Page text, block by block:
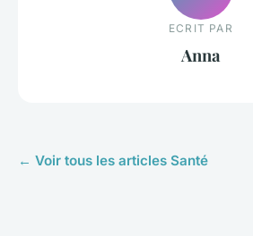
ECRIT PAR
Anna
← Voir tous les articles Santé